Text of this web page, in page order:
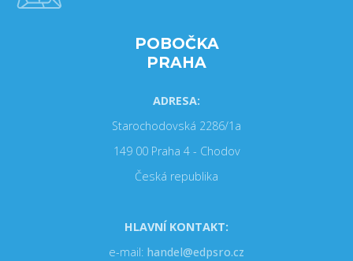
POBOČKA
PRAHA
ADRESA:
Starochodovská 2286/1a
149 00 Praha 4 - Chodov
Česká republika
HLAVNÍ KONTAKT:
e-mail: handel@edpsro.cz